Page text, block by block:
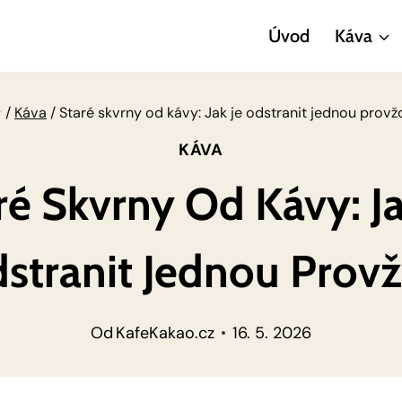
Úvod Káva
/ Káva /Staré skvrny od kávy: Jak je odstranit jednou
KÁVA
Skvrny Od Kávy:
Jednou
Od KafeKakao.cz 16. 5. 2026